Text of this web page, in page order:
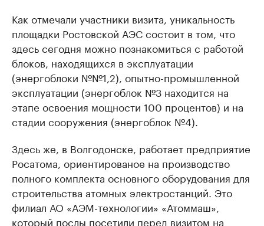
Как отмечали участники визита, уникальность
площадки Ростовской АЭС состоит в том, что
здесь сегодня можно познакомиться с работой
блоков, находящихся в эксплуатации
(энергоблоки №№1,2), опытно-промышленной
эксплуатации (энергоблок №3 находится на
этапе освоения мощности 100 процентов) и на
стадии сооружения (энергоблок №4).
Здесь же, в Волгодонске, работает предприятие
Росатома, ориентированое на производство
полного комплекта основного оборудования для
строительства атомных электростанций. Это
филиал АО «АЭМ-технологии» «Атоммаш»,
который послы посетили перед визитом на